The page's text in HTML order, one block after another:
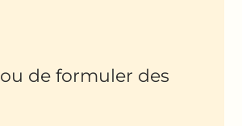
ou de formuler des